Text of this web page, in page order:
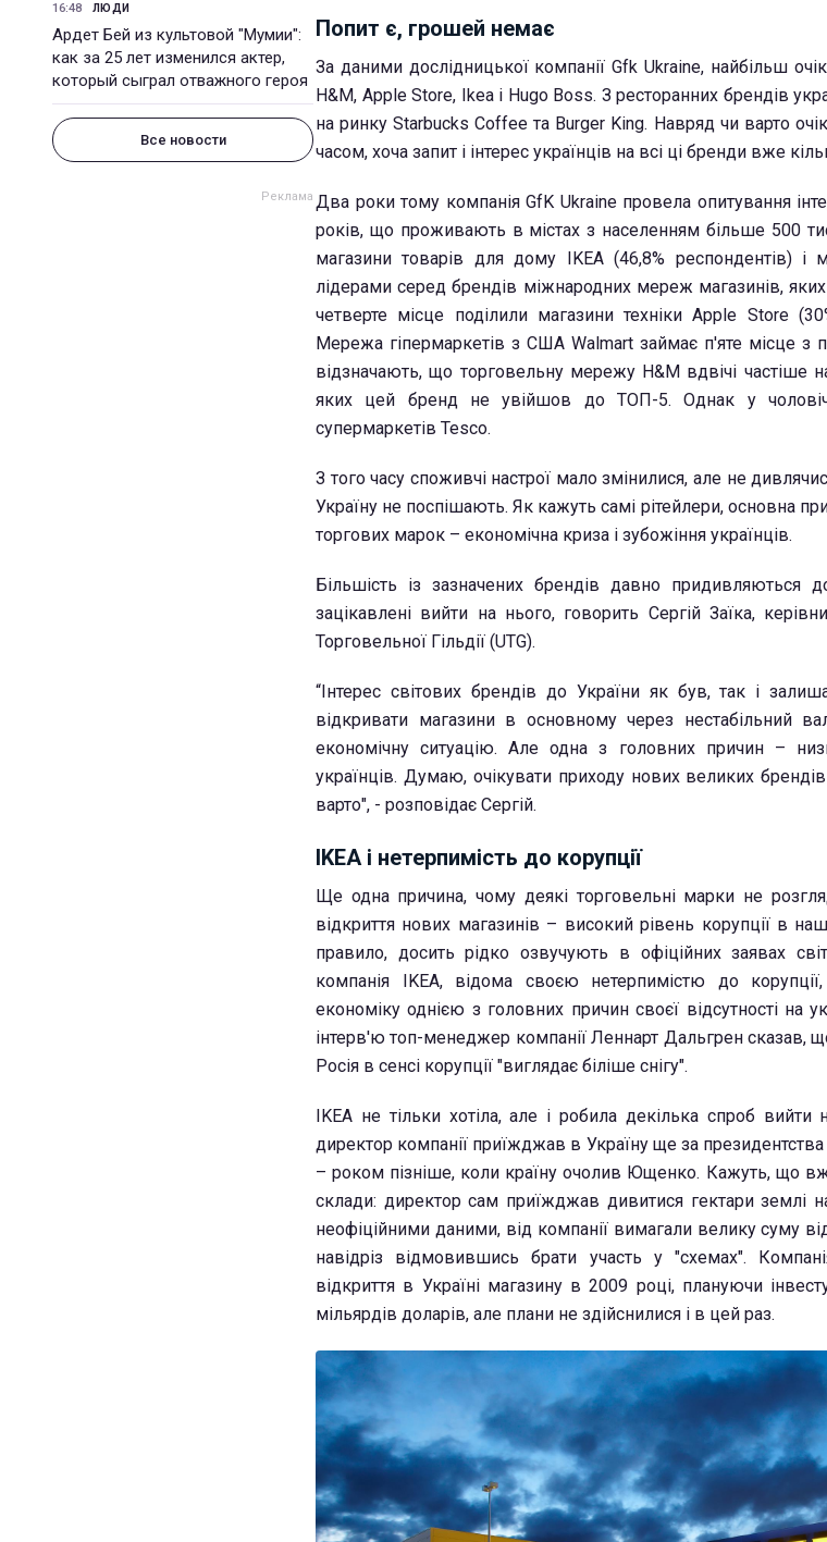
16:48 ЛЮДИ
Ардет Бей из культовой "Мумии":
как за 25 лет изменился актер,
который сыграл отважного героя
Все новости
Попит є, грошей немає
За даними дослідницької компанії Gfk Ukraine, найбільш
H&M, Apple Store, Ikea і Hugo Boss. З ресторанних брендів
на ринку Starbucks Coffee та Burger King. Навряд чи варто
часом, хоча запит і інтерес українців на всі ці бренди вже
Два роки тому компанія GfK Ukraine провела опитування
років, що проживають в містах з населенням більше 500
магазини товарів для дому IKEA (46,8% респондентів) і
лідерами серед брендів міжнародних мереж магазинів, яких
четверте місце поділили магазини техніки Apple Store
Мережа гіпермаркетів з США Walmart займає п'яте місце з
відзначають, що торговельну мережу H&M вдвічі частіше
яких цей бренд не увійшов до ТОП-5. Однак у
супермаркетів Tesco.
З того часу споживчі настрої мало змінилися, але не
Україну не поспішають. Як кажуть самі рітейлери, основна
торгових марок – економічна криза і зубожіння українців.
Більшість із зазначених брендів давно придивляються
зацікавлені вийти на нього, говорить Сергій Заїка,
Торговельної Гільдії (UTG).
“Інтерес світових брендів до України як був, так і
відкривати магазини в основному через нестабільний
економічну ситуацію. Але одна з головних причин –
українців. Думаю, очікувати приходу нових великих
варто", - розповідає Сергій.
IKEA і нетерпимість до корупції
Ще одна причина, чому деякі торговельні марки не
відкриття нових магазинів – високий рівень корупції в
правило, досить рідко озвучують в офіційних заявах
компанія IKEA, відома своєю нетерпимістю до
економіку однією з головних причин своєї відсутності на
інтерв'ю топ-менеджер компанії Леннарт Дальгрен сказав,
Росія в сенсі корупції "виглядає біліше снігу".
IKEA не тільки хотіла, але і робила декілька спроб
директор компанії приїжджав в Україну ще за
– роком пізніше, коли країну очолив Ющенко. Кажуть, що
склади: директор сам приїжджав дивитися гектари землі
неофіційними даними, від компанії вимагали велику суму
навідріз відмовившись брати участь у "схемах".
відкриття в Україні магазину в 2009 році, плануючи
мільярдів доларів, але плани не здійснилися і в цей раз.